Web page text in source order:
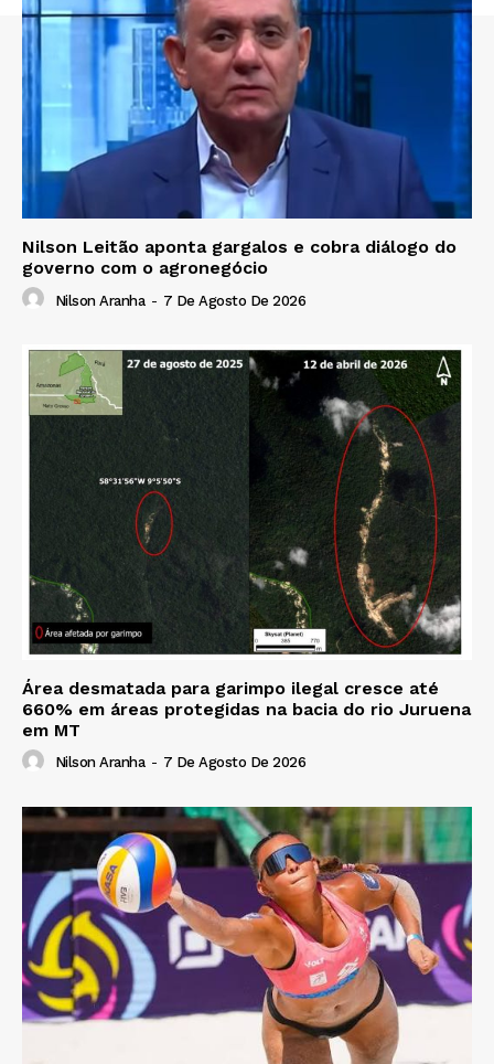
Nilson Leitão aponta gargalos e cobra diálogo do
governo com o agronegócio
Nilson Aranha - 7 De Agosto De 2026
Área desmatada para garimpo ilegal cresce até
660% em áreas protegidas na bacia do rio Juruena
em MT
Nilson Aranha - 7 De Agosto De 2026